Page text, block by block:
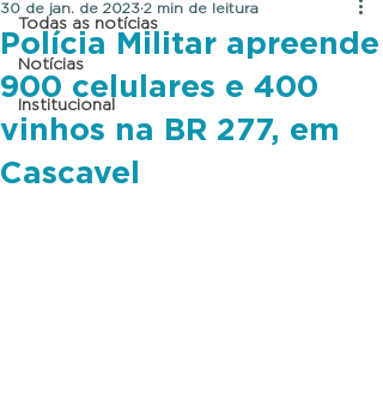
Todas as notícias
Notícias
Institucional
Polícia Militar apreende
900 celulares e 400
vinhos na BR 277, em
Cascavel
30 de jan. de 2023 2 min de leitura